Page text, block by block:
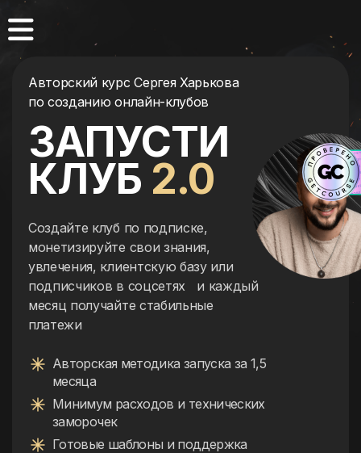
Авторский курс Сергея Харькова
по созданию онлайн-клубов
ЗАПУСТИ
КЛУБ 2.0
Создайте клуб по подписке,
монетизируйте свои знания,
увлечения, клиентскую базу или
подписчиков в соцсетях и каждый
месяц получайте стабильные
платежи
Авторская методика запуска за 1,5
месяца
Минимум расходов и технических
заморочек
Готовые шаблоны и поддержка